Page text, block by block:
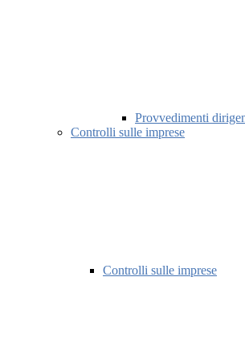
Provvedimenti
Controlli sulle imprese
Controlli sulle imprese